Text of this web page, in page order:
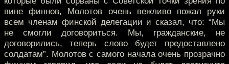
вине финнов, Молотов очень вежливо пожал руки
всем членам финской делегации и сказал, что: “Мы
не смогли договориться. Мы, гражданские, не
договорились, теперь слово будет предоставлено
солдатам”. Молотов с самого начала очень прозрачно